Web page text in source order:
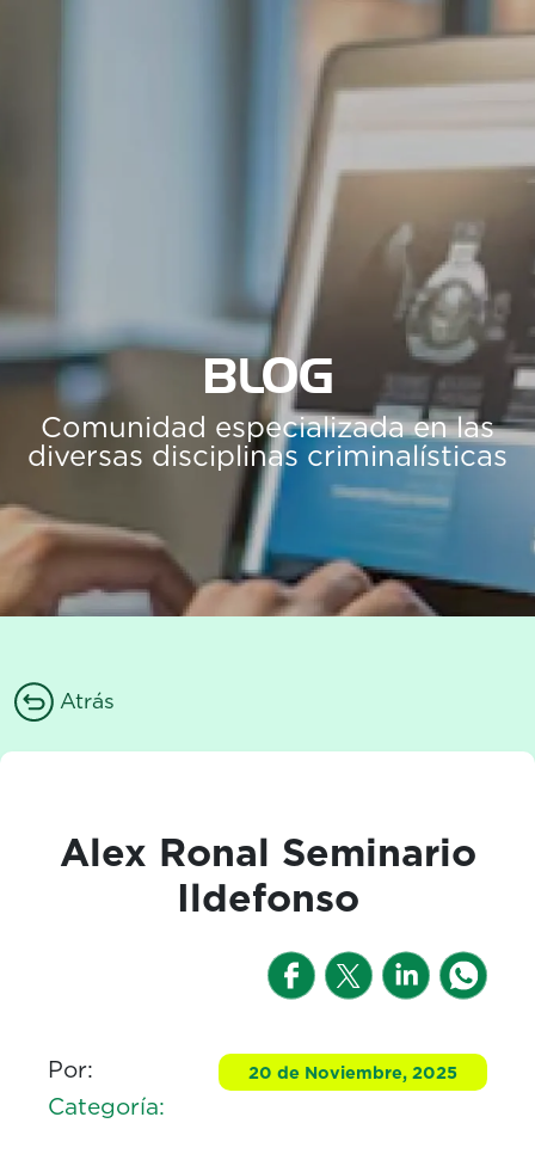
BLOG
Comunidad especializada en las
diversas disciplinas criminalísticas
Atrás
Alex Ronal Seminario
Ildefonso
Por: 20 de Noviembre, 2025
Categoría: